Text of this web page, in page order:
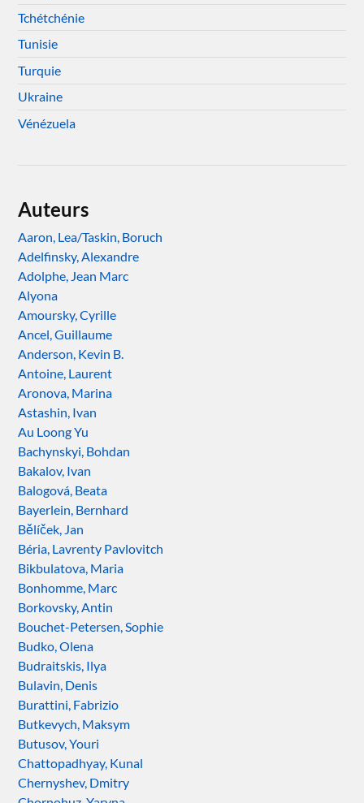
Tchétchénie
Tunisie
Turquie
Ukraine
Vénézuela
Auteurs
Aaron, Lea/Taskin, Boruch
Adelfinsky, Alexandre
Adolphe, Jean Marc
Alyona
Amoursky, Cyrille
Ancel, Guillaume
Anderson, Kevin B.
Antoine, Laurent
Aronova, Marina
Astashin, Ivan
Au Loong Yu
Bachynskyi, Bohdan
Bakalov, Ivan
Balogová, Beata
Bayerlein, Bernhard
Bělíček, Jan
Béria, Lavrenty Pavlovitch
Bikbulatova, Maria
Bonhomme, Marc
Borkovsky, Antin
Bouchet-Petersen, Sophie
Budko, Olena
Budraitskis, Ilya
Bulavin, Denis
Burattini, Fabrizio
Butkevych, Maksym
Butusov, Youri
Chattopadhyay, Kunal
Chernyshev, Dmitry